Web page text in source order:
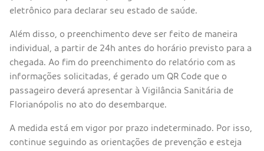
eletrônico para declarar seu estado de saúde.
Além disso, o preenchimento deve ser feito de maneira
individual, a partir de 24h antes do horário previsto para a
chegada. Ao fim do preenchimento do relatório com as
informações solicitadas, é gerado um QR Code que o
passageiro deverá apresentar à Vigilância Sanitária de
Florianópolis no ato do desembarque.
A medida está em vigor por prazo indeterminado. Por isso,
continue seguindo as orientações de prevenção e esteja